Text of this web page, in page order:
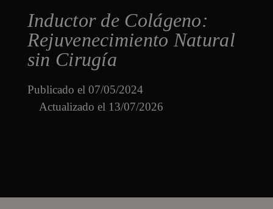
Inductor de Colágeno:
Rejuvenecimiento Natural
sin Cirugía
Publicado el 07/05/2024
Actualizado el 13/07/2026